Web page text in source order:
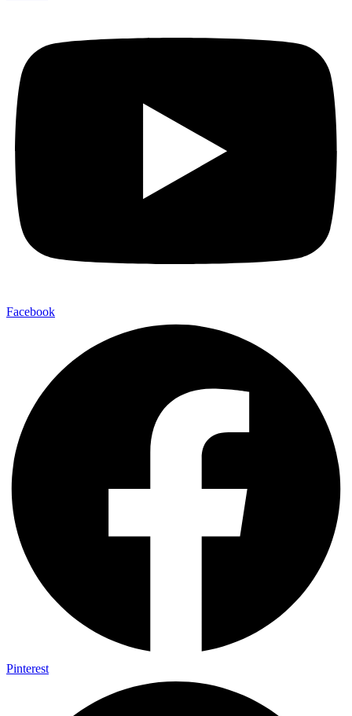
Facebook
Pinterest